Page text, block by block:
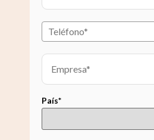
País*